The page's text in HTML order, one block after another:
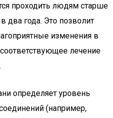
проходить людям старше
два года. Это позволит
изменения в
лечение
определяет уровень
(например,